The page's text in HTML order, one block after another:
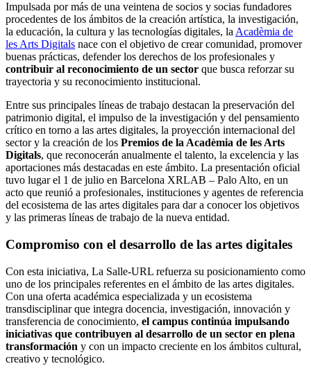
Impulsada por más de una veintena de socios y socias fundadores
procedentes de los ámbitos de la creación artística, la investigación,
la educación, la cultura y las tecnologías digitales, la Acadèmia de
les Arts Digitals nace con el objetivo de crear comunidad, promover
buenas prácticas, defender los derechos de los profesionales y
contribuir al reconocimiento de un sector que busca reforzar su
trayectoria y su reconocimiento institucional.
Entre sus principales líneas de trabajo destacan la preservación del
patrimonio digital, el impulso de la investigación y del pensamiento
crítico en torno a las artes digitales, la proyección internacional del
sector y la creación de los Premios de la Acadèmia de les Arts
Digitals, que reconocerán anualmente el talento, la excelencia y las
aportaciones más destacadas en este ámbito. La presentación oficial
tuvo lugar el 1 de julio en Barcelona XRLAB – Palo Alto, en un
acto que reunió a profesionales, instituciones y agentes de referencia
del ecosistema de las artes digitales para dar a conocer los objetivos
y las primeras líneas de trabajo de la nueva entidad.
Compromiso con el desarrollo de las artes digitales
Con esta iniciativa, La Salle-URL refuerza su posicionamiento como
uno de los principales referentes en el ámbito de las artes digitales.
Con una oferta académica especializada y un ecosistema
transdisciplinar que integra docencia, investigación, innovación y
transferencia de conocimiento, el campus continúa impulsando
iniciativas que contribuyen al desarrollo de un sector en plena
transformación y con un impacto creciente en los ámbitos cultural,
creativo y tecnológico.